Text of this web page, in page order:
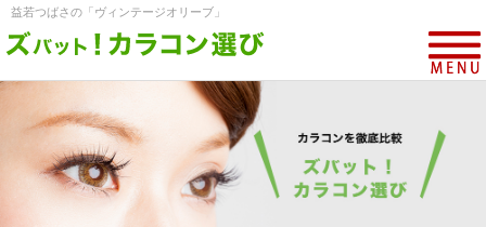
益若つばさの「ヴィンテージオリーブ」